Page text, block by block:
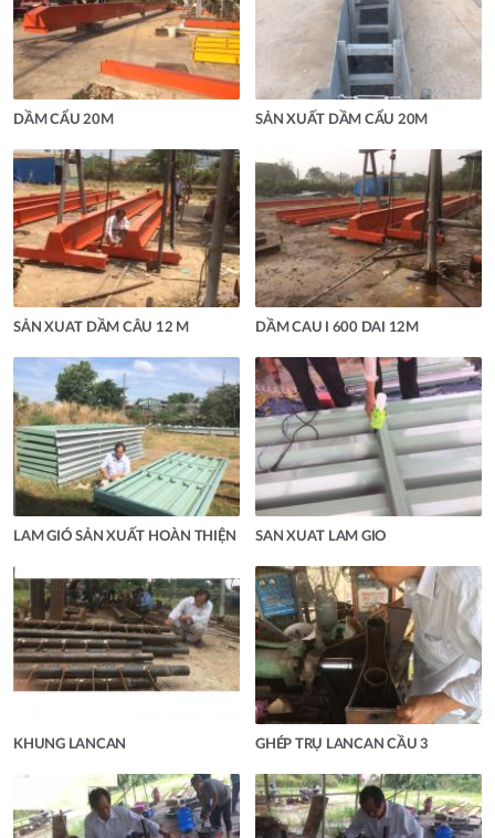
DẦM CẨU 20M SẢN XUẤT DẦM CẨU 20M
SẢN XUAT DẦM CÂU 12 M DẦM CAU I 600 DAI 12M
LAM GIÓ SẢN XUẤT HOÀN THIỆN SAN XUAT LAM GIO
KHUNG LANCAN GHÉP TRỤ LANCAN CẦU 3